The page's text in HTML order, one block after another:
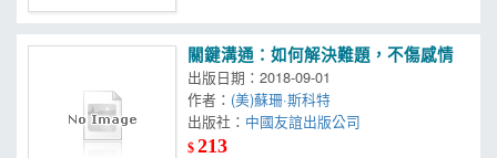
關鍵溝通：如何解決難題，不傷感情
出版日期：2018-09-01
作者： (美)蘇珊·斯科特
出版社： 中國友誼出版公司
$213